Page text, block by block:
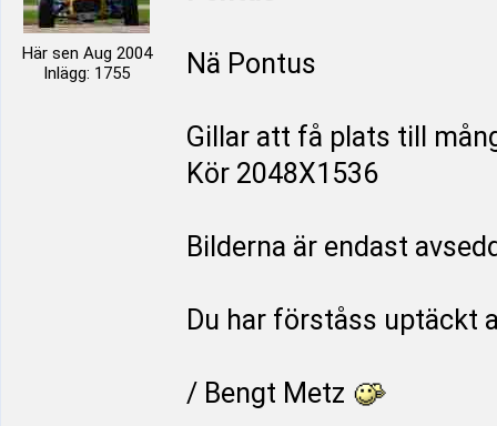
Här sen Aug 2004
Inlägg: 1755
Nä Pontus
Gillar att få plats till
Kör 2048X1536
Bilderna är endast
Du har förståss uptäckt
/ Bengt Metz